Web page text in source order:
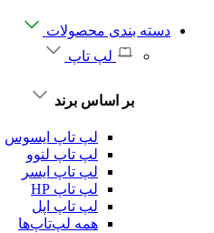
دسته بندی محصولات
لپ تاپ
بر اساس برند
لپ تاپ ایسوس
لپ تاپ لنوو
لپ تاپ ایسر
لپ تاپ HP
لپ تاپ اپل
همه لپ‌تاپ‌ها